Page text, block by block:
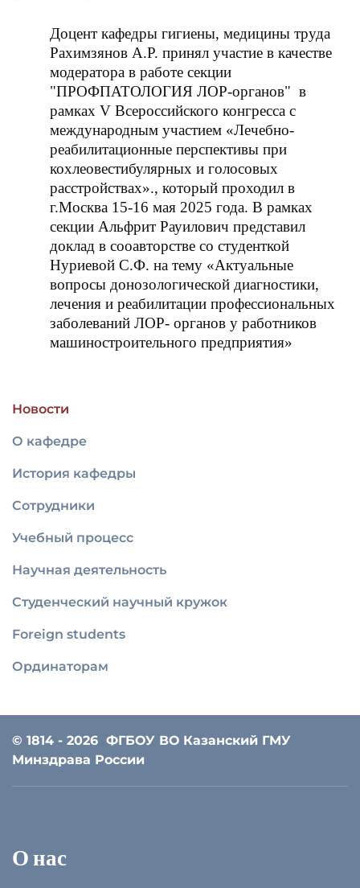
Доцент кафедры гигиены, медицины труда
Рахимзянов А.Р. принял участие в качестве
модератора в работе секции
"ПРОФПАТОЛОГИЯ ЛОР-органов" в
рамках V Всероссийского конгресса с
международным участием «Лечебно-
реабилитационные перспективы при
кохлеовестибулярных и голосовых
расстройствах»., который проходил в
г.Москва 15-16 мая 2025 года. В рамках
секции Альфрит Рауилович представил
доклад в сооавторстве со студенткой
Нуриевой С.Ф. на тему «Актуальные
вопросы донозологической диагностики,
лечения и реабилитации профессиональных
заболеваний ЛОР- органов у работников
машиностроительного предприятия»
Новости
О кафедре
История кафедры
Сотрудники
Учебный процесс
Научная деятельность
Студенческий научный кружок
Foreign students
Ординаторам
© 1814 - 2026 ФГБОУ ВО Казанский ГМУ
Минздрава России
О нас